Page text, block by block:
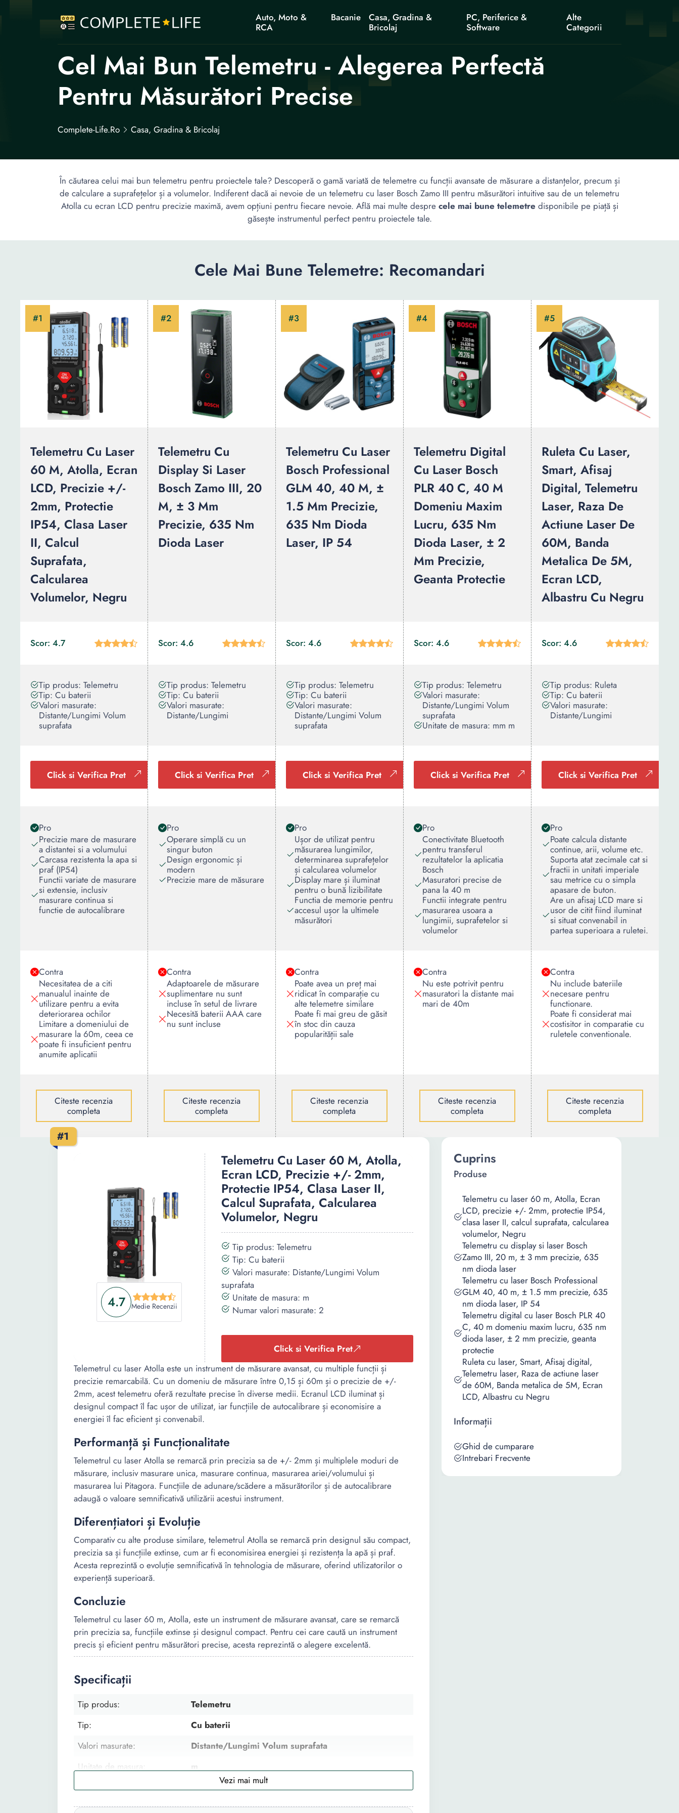
Auto, Moto &
RCA
Bacanie
Casa, Gradina &
Bricolaj
PC, Periferice &
Software
Alte
Categorii
Cel Mai Bun Telemetru - Alegerea Perfectă
Pentru Măsurători Precise
Complete-Life.ro Casa, Gradina & Bricolaj
În căutarea celui mai bun telemetru pentru proiectele tale? Descoperă o gamă variată de telemetre cu funcții avansate de măsurare a distanțelor, precum și
de calculare a suprafețelor și a volumelor. Indiferent dacă ai nevoie de un telemetru cu laser Bosch Zamo III pentru măsurători intuitive sau de un telemetru
Atolla cu ecran LCD pentru precizie maximă, avem opțiuni pentru fiecare nevoie. Află mai multe despre cele mai bune telemetre disponibile pe piață și
găsește instrumentul perfect pentru proiectele tale.
Cele Mai Bune Telemetre: Recomandari
Telemetru Cu Laser
60 M, Atolla, Ecran
LCD, Precizie +/-
2mm, Protectie
IP54, Clasa Laser
II, Calcul
Suprafata,
Calcularea
Volumelor, Negru
Scor: 4.7
Tip produs: Telemetru
Tip: Cu baterii
Valori masurate:
Distante/Lungimi Volum
suprafata
Click si Verifica Pret
Pro
Precizie mare de masurare
a distantei si a volumului
Carcasa rezistenta la apa si
praf (IP54)
Functii variate de masurare
si extensie, inclusiv
masurare continua si
functie de autocalibrare
Contra
Necesitatea de a citi
manualul inainte de
utilizare pentru a evita
deteriorarea ochilor
Limitare a domeniului de
masurare la 60m, ceea ce
poate fi insuficient pentru
anumite aplicatii
Citeste recenzia
completa
Telemetru Cu
Display Si Laser
Bosch Zamo III, 20
M, ± 3 Mm
Precizie, 635 Nm
Dioda Laser
Scor: 4.6
Tip produs: Telemetru
Tip: Cu baterii
Valori masurate:
Distante/Lungimi
Click si Verifica Pret
Pro
Operare simplă cu un
singur buton
Design ergonomic și
modern
Precizie mare de măsurare
Contra
Adaptoarele de măsurare
suplimentare nu sunt
incluse în setul de livrare
Necesită baterii AAA care
nu sunt incluse
Citeste recenzia
completa
Telemetru Cu Laser
Bosch Professional
GLM 40, 40 M, ±
1.5 Mm Precizie,
635 Nm Dioda
Laser, IP 54
Scor: 4.6
Tip produs: Telemetru
Tip: Cu baterii
Valori masurate:
Distante/Lungimi Volum
suprafata
Click si Verifica Pret
Pro
Ușor de utilizat pentru
măsurarea lungimilor,
determinarea suprafețelor
și calcularea volumelor
Display mare și iluminat
pentru o bună lizibilitate
Functia de memorie pentru
accesul ușor la ultimele
măsurători
Contra
Poate avea un preț mai
ridicat în comparație cu
alte telemetre similare
Poate fi mai greu de găsit
în stoc din cauza
popularității sale
Citeste recenzia
completa
Telemetru Digital
Cu Laser Bosch
PLR 40 C, 40 M
Domeniu Maxim
Lucru, 635 Nm
Dioda Laser, ± 2
Mm Precizie,
Geanta Protectie
Scor: 4.6
Tip produs: Telemetru
Valori masurate:
Distante/Lungimi Volum
suprafata
Unitate de masura: mm m
Click si Verifica Pret
Pro
Conectivitate Bluetooth
pentru transferul
rezultatelor la aplicatia
Bosch
Masuratori precise de
pana la 40 m
Functii integrate pentru
masurarea usoara a
lungimii, suprafetelor si
volumelor
Contra
Nu este potrivit pentru
masuratori la distante mai
mari de 40m
Citeste recenzia
completa
Ruleta Cu Laser,
Smart, Afisaj
Digital, Telemetru
Laser, Raza De
Actiune Laser De
60M, Banda
Metalica De 5M,
Ecran LCD,
Albastru Cu Negru
Scor: 4.6
Tip produs: Ruleta
Tip: Cu baterii
Valori masurate:
Distante/Lungimi
Click si Verifica Pret
Pro
Poate calcula distante
continue, arii, volume etc.
Suporta atat zecimale cat si
fractii in unitati imperiale
sau metrice cu o simpla
apasare de buton.
Are un afisaj LCD mare si
usor de citit fiind iluminat
si situat convenabil in
partea superioara a ruletei.
Contra
Nu include bateriile
necesare pentru
functionare.
Poate fi considerat mai
costisitor in comparatie cu
ruletele conventionale.
Citeste recenzia
completa
#1
4.7 Medie Recenzii
Telemetru Cu Laser 60 M, Atolla,
Ecran LCD, Precizie +/- 2mm,
Protectie IP54, Clasa Laser II,
Calcul Suprafata, Calcularea
Volumelor, Negru
Tip produs: Telemetru
Tip: Cu baterii
Valori masurate: Distante/Lungimi Volum
suprafata
Unitate de masura: m
Numar valori masurate: 2
Click si Verifica Pret
Telemetrul cu laser Atolla este un instrument de măsurare avansat, cu multiple funcții și
precizie remarcabilă. Cu un domeniu de măsurare între 0,15 și 60m și o precizie de +/-
2mm, acest telemetru oferă rezultate precise în diverse medii. Ecranul LCD iluminat și
designul compact îl fac ușor de utilizat, iar funcțiile de autocalibrare și economisire a
energiei îl fac eficient și convenabil.
Performanță și Funcționalitate
Telemetrul cu laser Atolla se remarcă prin precizia sa de +/- 2mm și multiplele moduri de
măsurare, inclusiv masurare unica, masurare continua, masurarea ariei/volumului și
masurarea lui Pitagora. Funcțiile de adunare/scădere a măsurătorilor și de autocalibrare
adaugă o valoare semnificativă utilizării acestui instrument.
Diferențiatori și Evoluție
Comparativ cu alte produse similare, telemetrul Atolla se remarcă prin designul său compact,
precizia sa și funcțiile extinse, cum ar fi economisirea energiei și rezistența la apă și praf.
Acesta reprezintă o evoluție semnificativă în tehnologia de măsurare, oferind utilizatorilor o
experiență superioară.
Concluzie
Telemetrul cu laser 60 m, Atolla, este un instrument de măsurare avansat, care se remarcă
prin precizia sa, funcțiile extinse și designul compact. Pentru cei care caută un instrument
precis și eficient pentru măsurători precise, acesta reprezintă o alegere excelentă.
Specificații
Tip produs:
Telemetru
Tip:
Cu baterii
Valori masurate:
Distante/Lungimi Volum suprafata
Unitate de masura:
m
Numar valori masurate:
2
Material:
ABS PC
Cuprins
Produse
Telemetru cu laser 60 m, Atolla, Ecran
LCD, precizie +/- 2mm, protectie IP54,
clasa laser II, calcul suprafata, calcularea
volumelor, Negru
Telemetru cu display si laser Bosch
Zamo III, 20 m, ± 3 mm precizie, 635
nm dioda laser
Telemetru cu laser Bosch Professional
GLM 40, 40 m, ± 1.5 mm precizie, 635
nm dioda laser, IP 54
Telemetru digital cu laser Bosch PLR 40
C, 40 m domeniu maxim lucru, 635 nm
dioda laser, ± 2 mm precizie, geanta
protectie
Ruleta cu laser, Smart, Afisaj digital,
Telemetru laser, Raza de actiune laser
de 60M, Banda metalica de 5M, Ecran
LCD, Albastru cu Negru
Informații
Ghid de cumparare
Intrebari Frecvente